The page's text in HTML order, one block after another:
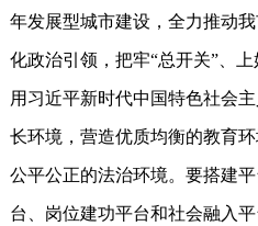
年发展型城市建设，全力推动
化政治引领，把牢“总开关”、
用习近平新时代中国特色社会
长环境，营造优质均衡的教育
公平公正的法治环境。要搭建
台、岗位建功平台和社会融入